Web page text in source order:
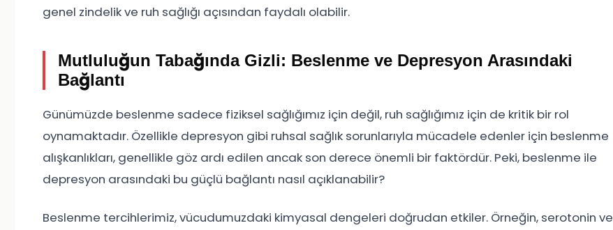
genel zindelik ve ruh sağlığı açısından faydalı olabilir.
Mutluluğun Tabağında Gizli: Beslenme ve Depresyon Arasındaki
Bağlantı
Günümüzde beslenme sadece fiziksel sağlığımız için değil, ruh sağlığımız için de kritik bir rol
oynamaktadır. Özellikle depresyon gibi ruhsal sağlık sorunlarıyla mücadele edenler için beslenme
alışkanlıkları, genellikle göz ardı edilen ancak son derece önemli bir faktördür. Peki, beslenme ile
depresyon arasındaki bu güçlü bağlantı nasıl açıklanabilir?
Beslenme tercihlerimiz, vücudumuzdaki kimyasal dengeleri doğrudan etkiler. Örneğin, serotonin ve